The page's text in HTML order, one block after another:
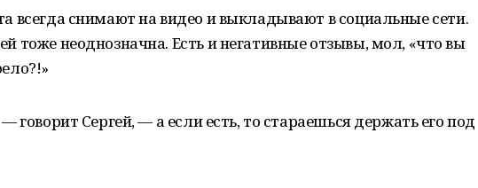
всегда снимают на видео и выкладывают в социальные сети.
тоже неоднозначна. Есть и негативные отзывы, мол, «что вы
говорит Сергей, — а если есть, то стараешься держать его под